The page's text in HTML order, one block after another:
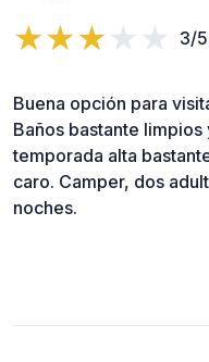
3/5
Buena opción para
Baños bastante
temporada alta
caro. Camper, dos
noches.